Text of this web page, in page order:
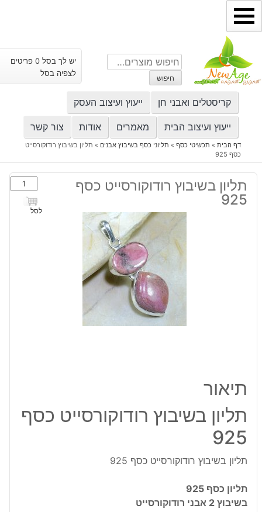
דילוג
לתוכן
חיפוש
עבור:
חיפוש
יש לך בסל 0 פריטים
לצפיה בסל
קריסטלים ואבני חן ייעוץ ועיצוב העסק
ייעוץ ועיצוב הבית מאמרים אודות צור קשר
דף הבית» תכשיטי כסף» תליוני כסף בשיבוץ אבנים » תליון בשיבוץ רודוקורסייט
כסף 925
תליון בשיבוץ רודוקורסייט כסף
925
כמות
של
תליון
לסל
תיאור
תליון בשיבוץ רודוקורסייט כסף
925
תליון בשיבוץ רודוקורסייט כסף 925
תליון כסף 925
בשיבוץ 2 אבני רודוקורסייט